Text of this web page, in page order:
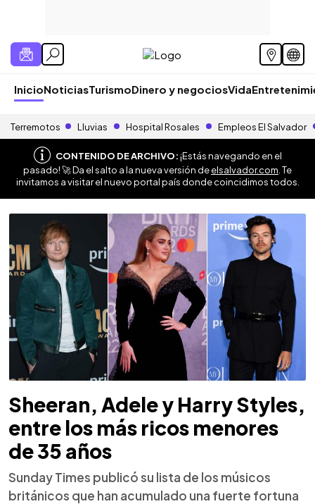
InicioNoticiasTurismoDinero y negociosVida
Terremotos Lluvias Hospital Rosales Empleos El Salvador
CONTENIDO DE ARCHIVO:¡Estás navegando en el
pasado! 🚀 Da el salto a la nueva versión deelsalvador.com . Te
invitamos a visitar el nuevo portal país donde coincidimos todos.
Sheeran, Adele y Harry Styles,
entre los más ricos menores
de 35 años
Sunday Times publicó su lista de los músicos
británicos que han acumulado una fuerte fortuna